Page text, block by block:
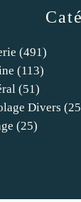
(491)
(113)
(51)
Divers
(25)